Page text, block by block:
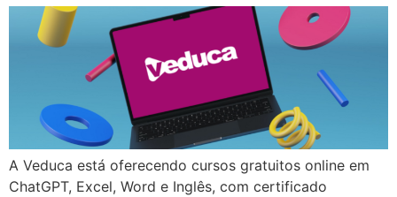
A Veduca está oferecendo cursos gratuitos online em
ChatGPT, Excel, Word e Inglês, com certificado